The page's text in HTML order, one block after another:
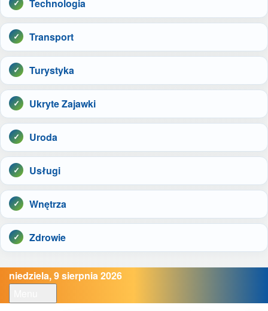
Technologia
Transport
Turystyka
Ukryte Zajawki
Uroda
Usługi
Wnętrza
Zdrowie
niedziela, 9 sierpnia 2026